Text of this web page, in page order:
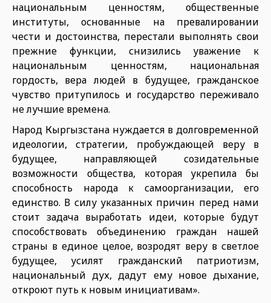
национальным ценностям, общественные
институты, основанные на превалировании
чести и достоинства, перестали выполнять свои
прежние функции, снизились уважение к
национальным ценностям, национальная
гордость, вера людей в будущее, гражданское
чувство притупилось и государство переживало
не лучшие времена.
Народ Кыргызстана нуждается в долговременной
идеологии, стратегии, пробуждающей веру в
будущее, направляющей созидательные
возможности общества, которая укрепила бы
способность народа к самоорганизации, его
единство. В силу указанных причин перед нами
стоит задача выработать идеи, которые будут
способствовать объединению граждан нашей
страны в единое целое, возродят веру в светлое
будущее, усилят гражданский патриотизм,
национальный дух, дадут ему новое дыхание,
откроют путь к новым инициативам».